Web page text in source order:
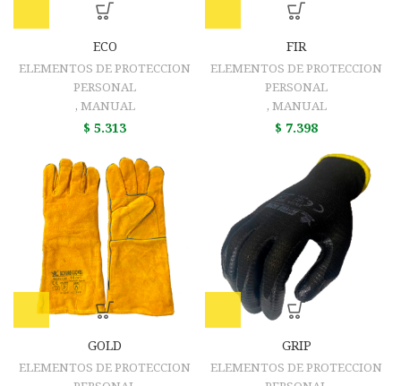
ECO
ELEMENTOS DE PROTECCION
PERSONAL
, MANUAL
$ 5.313
FIR
ELEMENTOS DE PROTECCION
PERSONAL
, MANUAL
$ 7.398
GOLD
ELEMENTOS DE PROTECCION
GRIP
ELEMENTOS DE PROTECCION